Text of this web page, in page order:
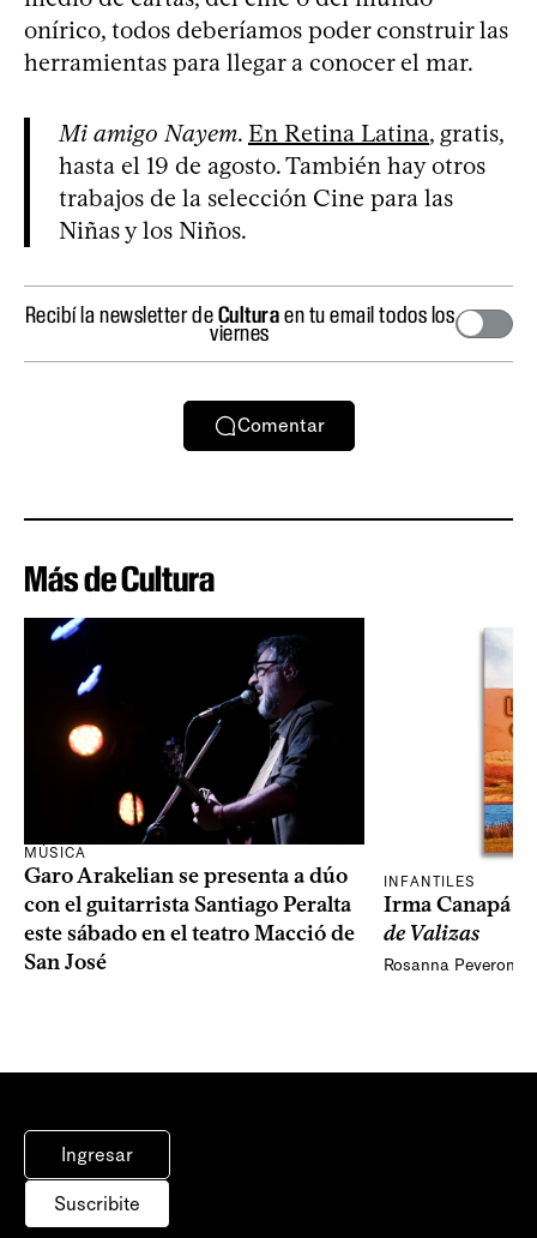
onírico, todos deberíamos poder construir las
herramientas para llegar a conocer el mar.
Mi amigo Nayem. En Retina Latina, gratis,
hasta el 19 de agosto. También hay otros
trabajos de la selección Cine para las
Niñas y los Niños.
Recibí la newsletter deCulturaen tu email todos los
viernes
Comentar
Más de Cultura
MÚSICA
Garo Arakelian se presenta a dúo
con el guitarrista Santiago Peralta
este sábado en el teatro Macció de
San José
INFANTILES
Irma Canapá
de Valizas
Rosanna Peveroni
Ingresar
Suscribite